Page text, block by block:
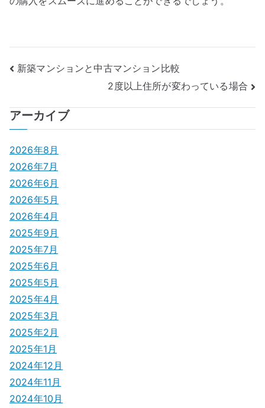
投
ナ
ビ
ゲ
ー
シ
ョ
ン
新築マンションと中古マンション比較
2度以上住所が変わっている場合
アーカイブ
2026年8月
2026年7月
2026年6月
2026年5月
2026年4月
2025年9月
2025年7月
2025年6月
2025年5月
2025年4月
2025年3月
2025年2月
2025年1月
2024年12月
2024年11月
2024年10月